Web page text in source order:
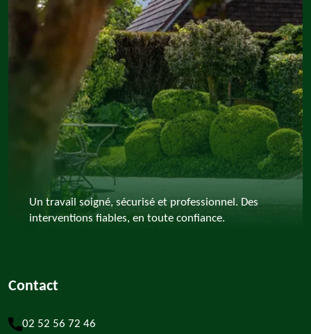
Un travail soigné, sécurisé et professionnel. Des
interventions fiables, en toute confiance.
Contact
02 52 56 72 46